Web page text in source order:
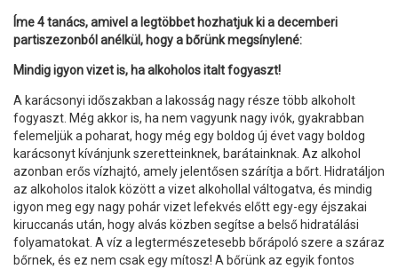
Íme 4 tanács, amivel a legtöbbet hozhatjuk ki a decemberi
partiszezonból anélkül, hogy a bőrünk megsínylené:
Mindig igyon vizet is, ha alkoholos italt fogyaszt!
A karácsonyi időszakban a lakosság nagy része több alkoholt
fogyaszt. Még akkor is, ha nem vagyunk nagy ivók, gyakrabban
felemeljük a poharat, hogy még egy boldog új évet vagy boldog
karácsonyt kívánjunk szeretteinknek, barátainknak. Az alkohol
azonban erős vízhajtó, amely jelentősen szárítja a bőrt. Hidratáljon
az alkoholos italok között a vizet alkohollal váltogatva, és mindig
igyon meg egy nagy pohár vizet lefekvés előtt egy-egy éjszakai
kiruccanás után, hogy alvás közben segítse a belső hidratálási
folyamatokat. A víz a legtermészetesebb bőrápoló szere a száraz
bőrnek, és ez nem csak egy mítosz! A bőrünk az egyik fontos